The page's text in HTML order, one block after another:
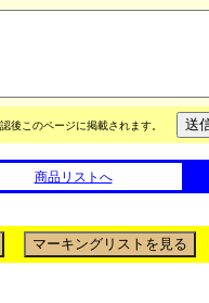
後このページに掲載されます。
商品リストへ